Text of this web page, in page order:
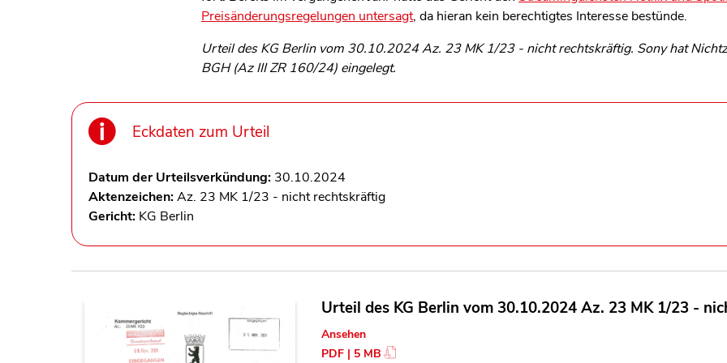
Preisänderungsregelungen untersagt, da hieran kein berechtigtes Interesse bestünde.
Urteil des KG Berlin vom 30.10.2024 Az. 23 MK 1/23 - nicht rechtskräftig. Sony hat
BGH (Az III ZR 160/24) eingelegt.
Eckdaten zum Urteil
Datum der Urteilsverkündung: 30.10.2024
Aktenzeichen:Az. 23 MK 1/23 - nicht rechtskräftig
Gericht: KG Berlin
Urteil des KG Berlin vom 30.10.2024 Az. 23 MK 1/23 -
Ansehen
PDF | 5 MB